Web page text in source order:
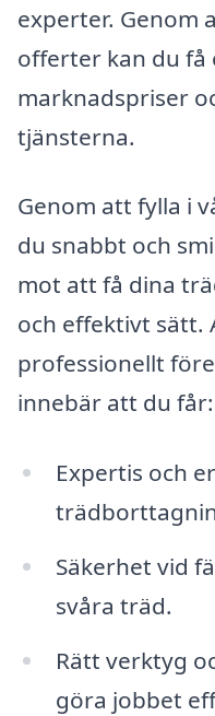
experter. Genom
offerter kan du
marknadspriser
tjänsterna.
Genom att fylla i
du snabbt och
mot att få dina
och effektivt sätt.
professionellt
innebär att du får:
Expertis och
Säkerhet vid
svåra träd.
Rätt verktyg
göra jobbet